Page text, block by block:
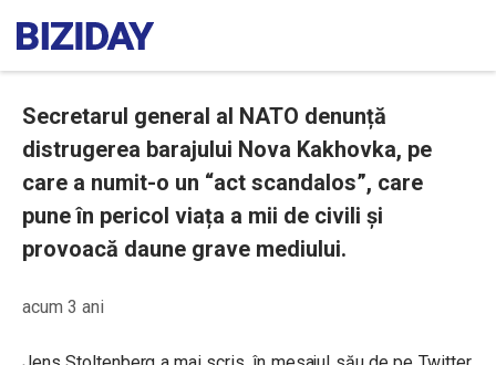
Secretarul general al NATO denunță
distrugerea barajului Nova Kakhovka, pe
care a numit-o un “act scandalos”, care
pune în pericol viața a mii de civili și
provoacă daune grave mediului.
acum 3 ani